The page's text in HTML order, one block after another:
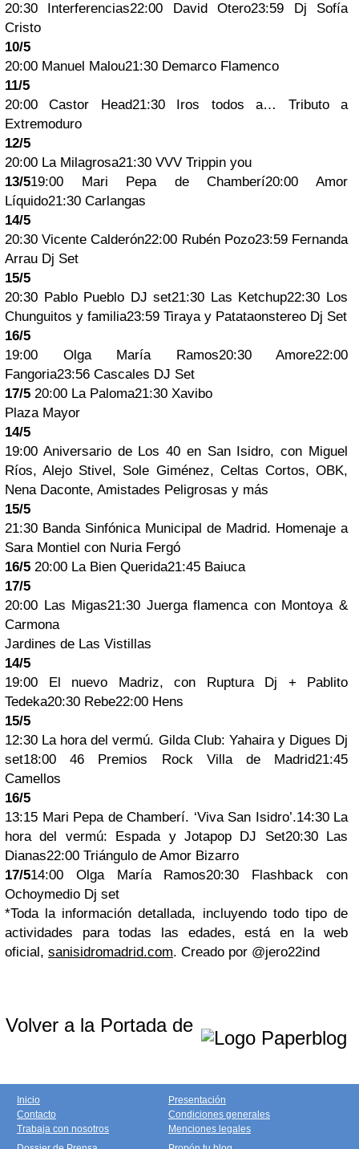
20:30 Interferencias22:00 David Otero23:59 Dj Sofía
Cristo
10/5
20:00 Manuel Malou21:30 Demarco Flamenco
11/5
20:00 Castor Head21:30 Iros todos a… Tributo a
Extremoduro
12/5
20:00 La Milagrosa21:30 VVV Trippin you
13/519:00 Mari Pepa de Chamberí20:00 Amor
Líquido21:30 Carlangas
14/5
20:30 Vicente Calderón22:00 Rubén Pozo23:59 Fernanda
Arrau Dj Set
15/5
20:30 Pablo Pueblo DJ set21:30 Las Ketchup22:30 Los
Chunguitos y familia23:59 Tiraya y Patataonstereo Dj Set
16/5
19:00 Olga María Ramos20:30 Amore22:00
Fangoria23:56 Cascales DJ Set
17/5 20:00 La Paloma21:30 Xavibo
Plaza Mayor
14/5
19:00 Aniversario de Los 40 en San Isidro, con Miguel
Ríos, Alejo Stivel, Sole Giménez, Celtas Cortos, OBK,
Nena Daconte, Amistades Peligrosas y más
15/5
21:30 Banda Sinfónica Municipal de Madrid. Homenaje a
Sara Montiel con Nuria Fergó
16/5 20:00 La Bien Querida21:45 Baiuca
17/5
20:00 Las Migas21:30 Juerga flamenca con Montoya &
Carmona
Jardines de Las Vistillas
14/5
19:00 El nuevo Madriz, con Ruptura Dj + Pablito
Tedeka20:30 Rebe22:00 Hens
15/5
12:30 La hora del vermú. Gilda Club: Yahaira y Digues Dj
set18:00 46 Premios Rock Villa de Madrid21:45
Camellos
16/5
13:15 Mari Pepa de Chamberí. ‘Viva San Isidro’.14:30 La
hora del vermú: Espada y Jotapop DJ Set20:30 Las
Dianas22:00 Triángulo de Amor Bizarro
17/514:00 Olga María Ramos20:30 Flashback con
Ochoymedio Dj set
*Toda la información detallada, incluyendo todo tipo de
actividades para todas las edades, está en la web
oficial, sanisidromadrid.com. Creado por @jero22ind
Volver a la Portada de
Inicio
Contacto
Trabaja con nosotros
Presentación
Condiciones generales
Menciones legales